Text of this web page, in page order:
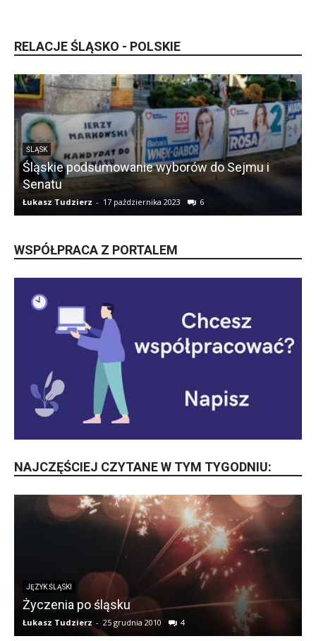
RELACJE ŚLĄSKO - POLSKIE
ŚLĄSK
Śląskie podsumowanie wyborów do Sejmu i
Senatu
Łukasz Tudzierz - 17 października 2023 6
WSPÓŁPRACA Z PORTALEM
NAJCZĘŚCIEJ CZYTANE W TYM TYGODNIU:
JĘZYK ŚLĄSKI
Życzenia po śląsku
Łukasz Tudzierz - 25 grudnia 2010 4